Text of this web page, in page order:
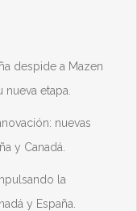
despide a Mazen
etapa.
nuevas
y Canadá.
la
y España.